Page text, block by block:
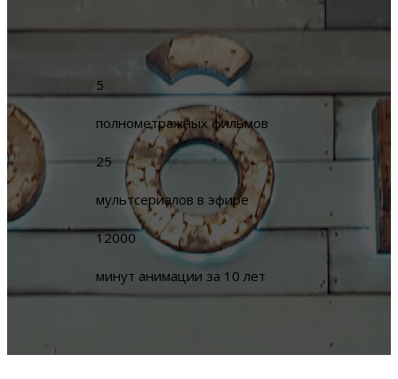
5
полнометражных фильмов
25
мультсериалов в эфире
12000
минут анимации за 10 лет